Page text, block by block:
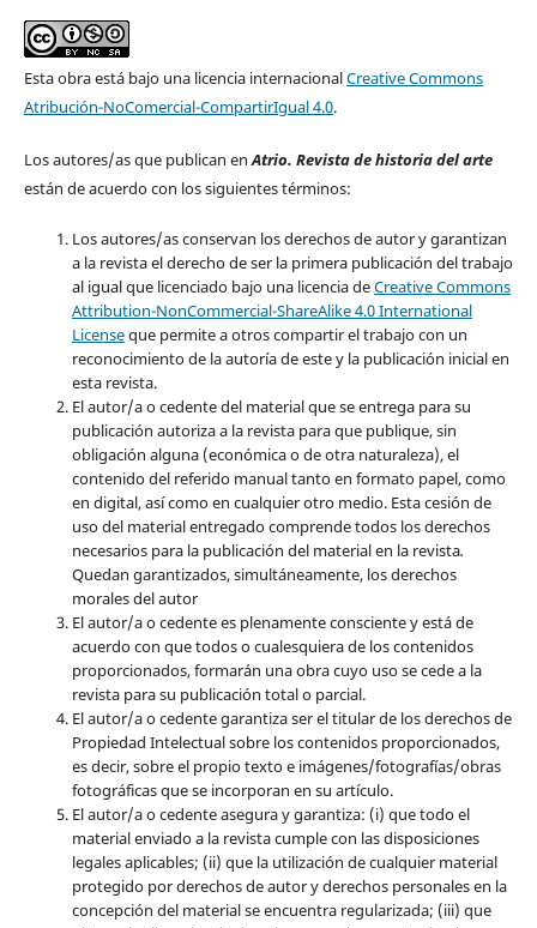
Esta obra está bajo una licencia internacionalCreative Commons
Atribución-NoComercial-CompartirIgual 4.0.
Los autores/as que publican enAtrio. Revista de historia del arte
están de acuerdo con los siguientes términos:
Los autores/as conservan los derechos de autor y garantizan
a la revista el derecho de ser la primera publicación del trabajo
al igual que licenciado bajo una licencia deCreative Commons
Attribution-NonCommercial-ShareAlike 4.0 International
Licenseque permite a otros compartir el trabajo con un
reconocimiento de la autoría de este y la publicación inicial en
esta revista.
El autor/a o cedente del material que se entrega para su
publicación autoriza a la revista para que publique, sin
obligación alguna (económica o de otra naturaleza), el
contenido del referido manual tanto en formato papel, como
en digital, así como en cualquier otro medio. Esta cesión de
uso del material entregado comprende todos los derechos
necesarios para la publicación del material en la revista.
Quedan garantizados, simultáneamente, los derechos
morales del autor
El autor/a o cedente es plenamente consciente y está de
acuerdo con que todos o cualesquiera de los contenidos
proporcionados, formarán una obra cuyo uso se cede a la
revista para su publicación total o parcial.
El autor/a o cedente garantiza ser el titular de los derechos de
Propiedad Intelectual sobre los contenidos proporcionados,
es decir, sobre el propio texto e imágenes/fotografías/obras
fotográficas que se incorporan en su artículo.
El autor/a o cedente asegura y garantiza: (i) que todo el
material enviado a la revista cumple con las disposiciones
legales aplicables; (ii) que la utilización de cualquier material
protegido por derechos de autor y derechos personales en la
concepción del material se encuentra regularizada; (iii) que